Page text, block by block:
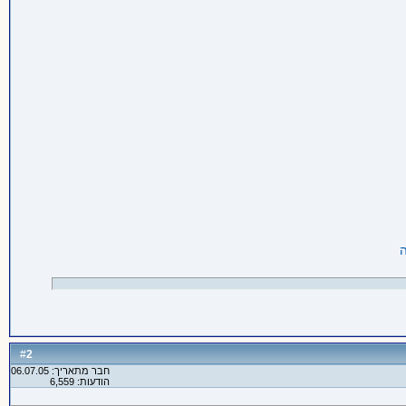
#
2
חבר מתאריך: 06.07.05
הודעות: 6,559